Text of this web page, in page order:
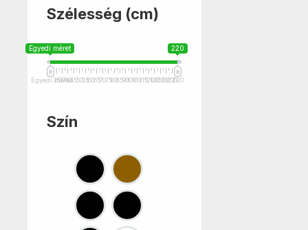
Szélesség (cm)
Egyedi méret 220
Egyedi méret
35374045505560657075808590100110115120140150180200220
Szín